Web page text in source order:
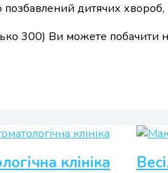
дитячих хвороб,
300) Ви можете побачити
клініка